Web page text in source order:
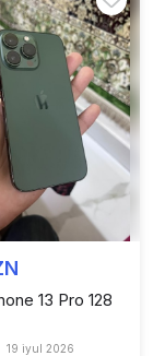
13 Pro 128
19 iyul 2026